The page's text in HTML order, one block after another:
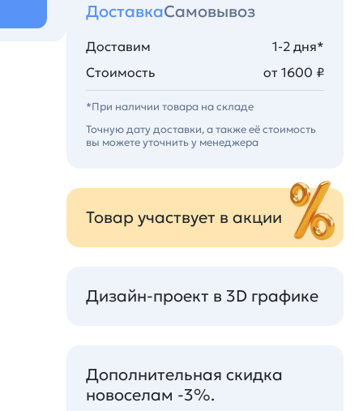
ДоставкаСамовывоз
Доставим
1-2 дня*
Стоимость
от 1600 ₽
*При наличии товара на складе
Точную дату доставки, а также её стоимость
вы можете уточнить у менеджера
Товар участвует в акции
Дизайн-проект в 3D графике
Дополнительная скидка
новоселам -3%.